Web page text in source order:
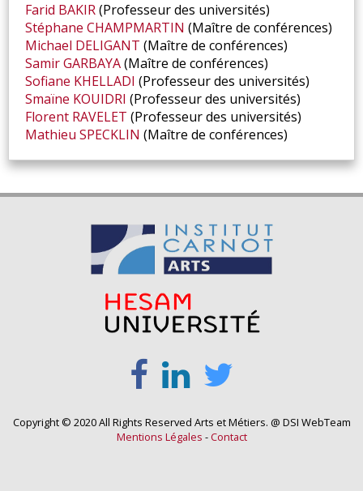
Farid BAKIR(Professeur des universités)
Stéphane CHAMPMARTIN (Maître de conférences)
Michael DELIGANT (Maître de conférences)
SamirGARBAYA(Maître de conférences)
Sofiane KHELLADI (Professeur des universités)
Smaïne KOUIDRI (Professeur des universités)
Florent RAVELET (Professeur des universités)
Mathieu SPECKLIN (Maître de conférences)
Copyright © 2020 All Rights Reserved Arts et Métiers. @ DSI WebTeam
Mentions Légales -Contact